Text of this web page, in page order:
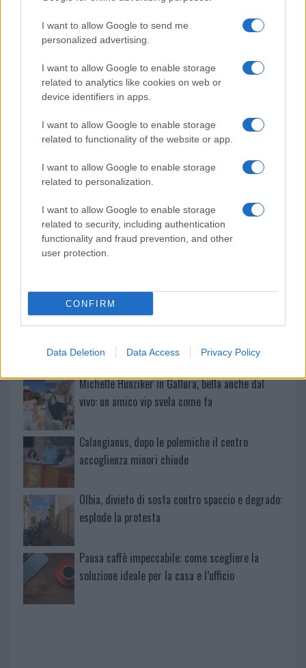
I want to allow Google to send me
personalized advertising.
I want to allow Google to enable storage
related to analytics like cookies on web or
device identifiers in apps.
I want to allow Google to enable storage
related to functionality of the website or app.
I want to allow Google to enable storage
related to personalization.
I want to allow Google to enable storage
related to security, including authentication
functionality and fraud prevention, and other
user protection.
CONFIRM
Data Deletion Data Access Privacy Policy
Condividi l'articolo
F
a
b
o
k
T
w
it
te
Pi
n
te
re
st
W
h
at
s
A
p
p
S
h
a
re
Prossimo articolo
NOTIZIE RECENTI
A fuoco un deposito con bombole, intervento dei vigili del
fuoco a Rudalza
Le previsioni meteo per il weekend a Olbia e in
Michelle Hunziker in Gallura, bella anche dal
vivo: un amico vip svela come fa
Calangianus, dopo le polemiche il centro
accoglienza minori chiude
Olbia, divieto di sosta contro spaccio e degrado:
esplode la protesta
Pausa caffè impeccabile: come scegliere la
soluzione ideale per la casa e l’ufficio